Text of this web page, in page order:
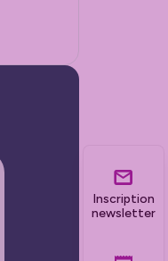
Inscription
newsletter